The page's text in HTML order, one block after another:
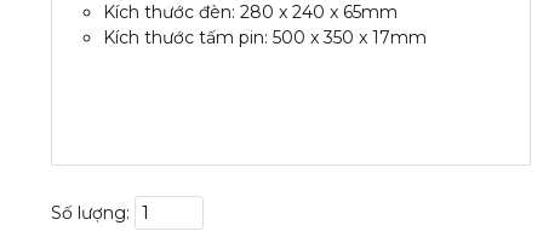
Kích thước đèn: 280 x 240 x 65mm
Kích thước tấm pin: 500 x 350 x 17mm
Số lượng: